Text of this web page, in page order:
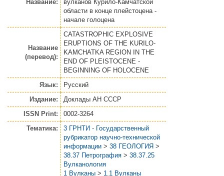
Название:
вулканов Курило-Камчатской
области в конце плейстоцена -
начале голоцена
Название
(перевод):
CATASTROPHIC EXPLOSIVE
ERUPTIONS OF THE KURILO-
KAMCHATKA REGION IN THE
END OF PLEISTOCENE -
BEGINNING OF HOLOCENE
Язык:
Русский
Издание:
Доклады АН СССР
ISSN Print:
0002-3264
Тематика:
3 ГРНТИ - Государственный
рубрикатор научно-технической
информации > 38 ГЕОЛОГИЯ >
38.37 Петрография > 38.37.25
Вулканология
1 Вулканы > 1.1 Вулканы